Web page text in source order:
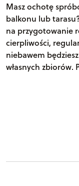
Masz ochotę
balkonu lub
na przygotowanie
cierpliwości,
niebawem
własnych zbiorów.